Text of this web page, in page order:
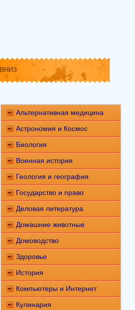
ВНИЗ
Альтернативная медицина
Астрономия и Космос
Биология
Военная история
Геология и география
Государство и право
Деловая литература
Домашние животные
Домоводство
Здоровье
История
Компьютеры и Интернет
Кулинария